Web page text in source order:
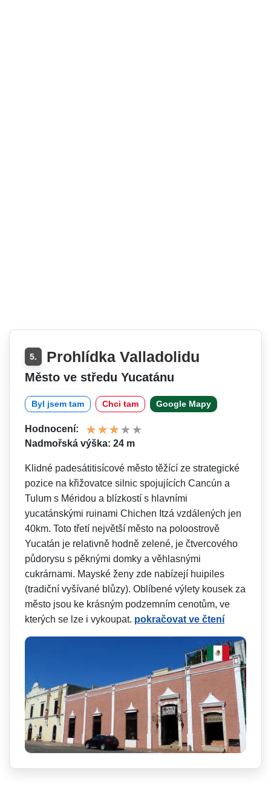
5. Prohlídka Valladolidu
Město ve středu Yucatánu
Byl jsem tam Chci tam Google Mapy
Hodnocení:
Nadmořská výška: 24 m
Klidné padesátitisícové město těžící ze strategické
pozice na křižovatce silnic spojujících Cancún a
Tulum s Méridou a blízkostí s hlavními
yucatánskými ruinami Chichen Itzá vzdálených jen
40km. Toto třetí největší město na poloostrově
Yucatán je relativně hodně zelené, je čtvercového
půdorysu s pěknými domky a věhlasnými
cukrárnami. Mayské ženy zde nabízejí huipiles
(tradiční vyšívané blůzy). Oblíbené výlety kousek za
město jsou ke krásným podzemním cenotům, ve
kterých se lze i vykoupat. pokračovat ve čtení